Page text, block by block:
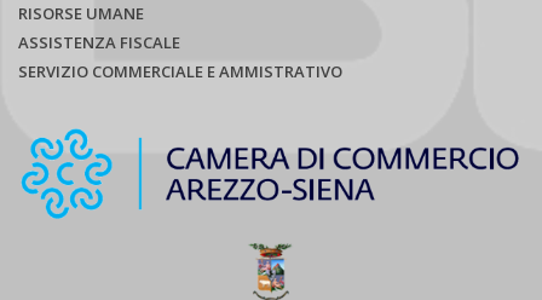
RISORSE UMANE
ASSISTENZA FISCALE
SERVIZIO COMMERCIALE E AMMISTRATIVO